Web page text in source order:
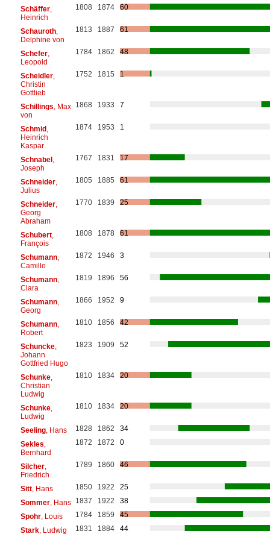
Schäffer,
Heinrich
1808 1874 60
Schauroth,
Delphine von
1813 1887 61
Schefer,
Leopold
1784 1862 48
Scheidler,
Christin
Gottlieb
1752 1815 1
Schillings , Max
von
1868 1933 7
Schmid,
Heinrich
Kaspar
1874 1953 1
Schnabel,
Joseph
1767 1831 17
Schneider,
Julius
1805 1885 61
Schneider,
Georg
Abraham
1770 1839 25
Schubert,
François
1808 1878 61
Schumann,
Camillo
1872 1946 3
Schumann,
Clara
1819 1896 56
Schumann,
Georg
1866 1952 9
Schumann,
Robert
1810 1856 42
Schuncke,
Johann
Gottfried Hugo
1823 1909 52
Schunke,
Christian
Ludwig
1810 1834 20
Schunke,
Ludwig
1810 1834 20
Seeling, Hans 1828 1862
34
Sekles
Bernhard
1872 1872 0
Silcher,
Friedrich
1789 1860 46
Sitt, Hans 1850 1922
25
Sommer, Hans 1837 1922
38
Spohr, Louis 1784 1859
45
Stark, Ludwig 1831 1884
44